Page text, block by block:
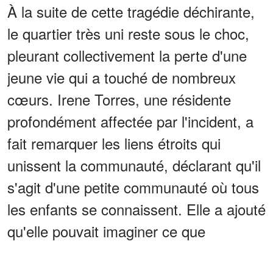
À la suite de cette tragédie déchirante,
le quartier très uni reste sous le choc,
pleurant collectivement la perte d'une
jeune vie qui a touché de nombreux
cœurs. Irene Torres, une résidente
profondément affectée par l'incident, a
fait remarquer les liens étroits qui
unissent la communauté, déclarant qu'il
s'agit d'une petite communauté où tous
les enfants se connaissent. Elle a ajouté
qu'elle pouvait imaginer ce que